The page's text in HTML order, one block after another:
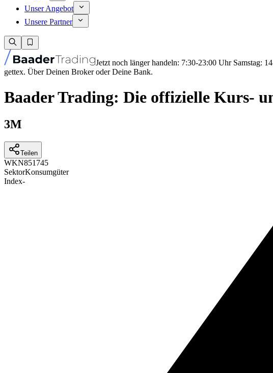
Unser Angebot
Unsere Partner
Jetzt noch länger handeln: 7:30-23:00 Uhr Samstag:
gettex. Über Deinen Broker oder Deine Bank.
Baader Trading: Die offizielle Kurs-
3M
Teilen
WKN851745
SektorKonsumgüter
Index-